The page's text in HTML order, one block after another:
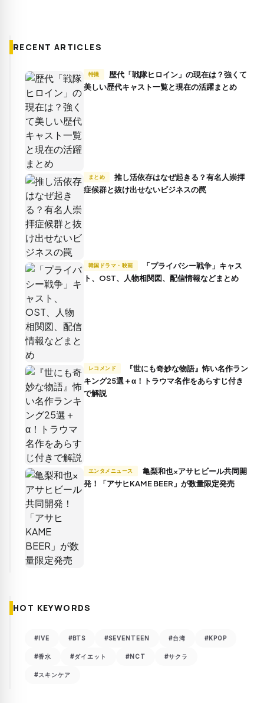
RECENT ARTICLES
特撮
美しい歴代キャスト一覧と現在の活躍まとめ
まとめ
推し活依存はなぜ起きる？有名人崇拝
症候群と抜け出せないビジネスの罠
韓国ドラマ・映画
ト、OST、人物相関図、配信情報などまとめ
レコメンド
キング25選＋α！トラウマ名作をあらすじ付き
で解説
エンタメニュース
発！「アサヒKAME BEER」が数量限定発売
HOT KEYWORDS
#IVE #BTS #SEVENTEEN #台湾 #KPOP
#香水 #ダイエット #NCT #サクラ
#スキンケア